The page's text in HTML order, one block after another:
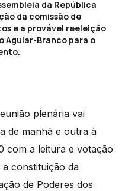
da República
da comissão de
e a provável reeleição
Aguiar-Branco para o
plenária vai
de manhã e outra à
com a leitura e votação
constituição da
de Poderes dos